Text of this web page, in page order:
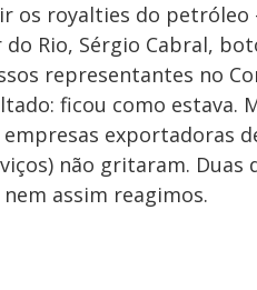
os royalties do petróleo
Rio, Sérgio Cabral,
representantes no
ficou como estava.
exportadoras
não gritaram. Duas
assim reagimos.